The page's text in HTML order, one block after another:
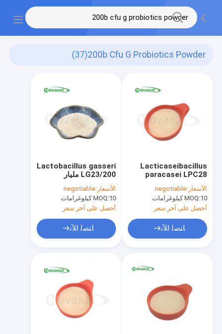
200b Cfu G Probiotics Powder
(37)
Lactobacillus gasseri
LG23/200 مليار
الحساسية خالية/خالية من
الألبان/الألبان
الأسعار:negotiable
MOQ:10 كيلوغرامات
أحصل على آخر سعر
ﺎﺘﺼﻟ ﺍﻶﻧ
Lacticaseibacillus
paracasei LPC28
البروبيوتيك /
Tyndallized / نباتي /
خالي من الحساسية /
خالي من الغلوتين / خالي
من الألبان
الأسعار:negotiable
MOQ:10 كيلوغرامات
أحصل على آخر سعر
ﺎﺘﺼﻟ ﺍﻶﻧ